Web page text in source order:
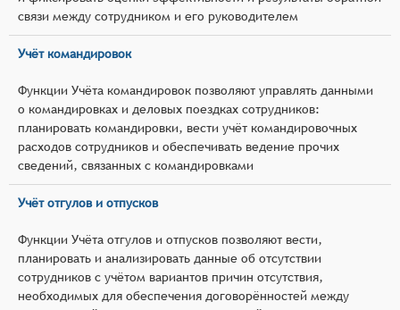
связи между сотрудником и его руководителем
Учёт командировок
Функции Учёта командировок позволяют управлять данными
о командировках и деловых поездках сотрудников:
планировать командировки, вести учёт командировочных
расходов сотрудников и обеспечивать ведение прочих
сведений, связанных с командировками
Учёт отгулов и отпусков
Функции Учёта отгулов и отпусков позволяют вести,
планировать и анализировать данные об отсутствии
сотрудников с учётом вариантов причин отсутствия,
необходимых для обеспечения договорённостей между